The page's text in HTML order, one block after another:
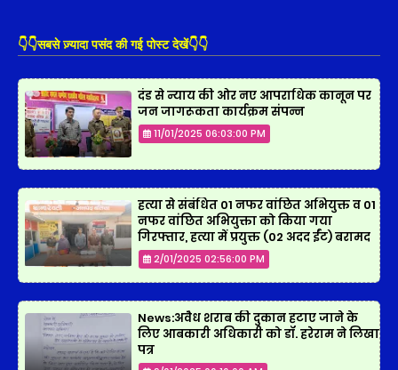
👇👇सबसे ज़्यादा पसंद की गई पोस्ट देखें👇👇
दंड से न्याय की ओर नए आपराधिक कानून पर
जन जागरूकता कार्यक्रम संपन्न
11/01/2025 06:03:00 PM
हत्या से संबंधित 01 नफर वांछित अभियुक्त व 01
नफर वांछित अभियुक्ता को किया गया
गिरफ्तार, हत्या में प्रयुक्त (02 अदद ईंट) बरामद
2/01/2025 02:56:00 PM
News:अवैध शराब की दुकान हटाए जाने के
लिए आबकारी अधिकारी को डॉ. हरेराम ने लिखा
पत्र